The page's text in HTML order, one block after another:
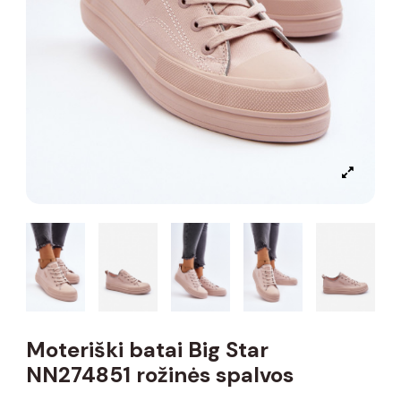
Moteriški batai Big Star
NN274851 rožinės spalvos